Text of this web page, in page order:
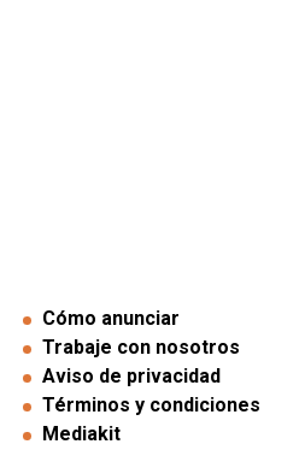
Cómo anunciar
Trabaje con nosotros
Aviso de privacidad
Términos y condiciones
Mediakit